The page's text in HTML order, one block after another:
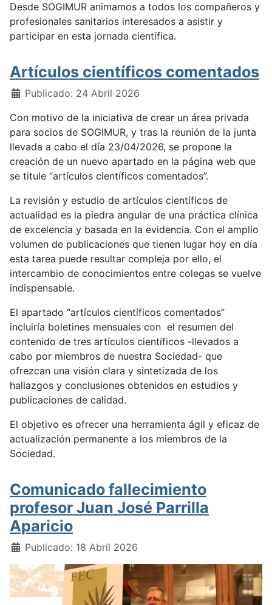
Desde SOGIMUR animamos a todos los compañeros y
profesionales sanitarios interesados a asistir y
participar en esta jornada científica.
Artículos científicos comentados
Detalles
Publicado: 24 Abril 2026
Con motivo de la iniciativa de crear un área privada
para socios de SOGIMUR, y tras la reunión de la junta
llevada a cabo el día 23/04/2026, se propone la
creación de un nuevo apartado en la página web que
se titule “artículos científicos comentados”.
La revisión y estudio de artículos científicos de
actualidad es la piedra angular de una práctica clínica
de excelencia y basada en la evidencia. Con el amplio
volumen de publicaciones que tienen lugar hoy en día
esta tarea puede resultar compleja por ello, el
intercambio de conocimientos entre colegas se vuelve
indispensable.
El apartado “artículos científicos comentados”
incluiría boletines mensuales con el resumen del
contenido de tres artículos científicos -llevados a
cabo por miembros de nuestra Sociedad- que
ofrezcan una visión clara y sintetizada de los
hallazgos y conclusiones obtenidos en estudios y
publicaciones de calidad.
El objetivo es ofrecer una herramienta ágil y eficaz de
actualización permanente a los miembros de la
Sociedad.
Comunicado fallecimiento
profesor Juan José Parrilla
Aparicio
Detalles
Publicado: 18 Abril 2026